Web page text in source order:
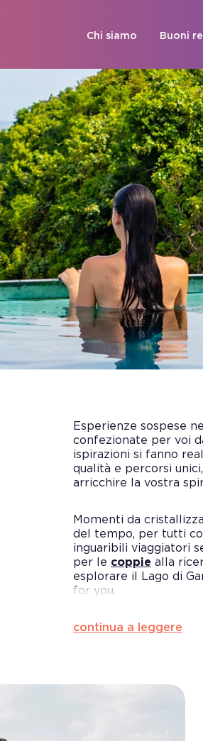
Chi siamo Buoni
Esperienze sospese
confezionate per voi
ispirazioni si fanno
qualità e percorsi
arricchire la vostra
Momenti da
del tempo, per tutti
inguaribili viaggiatori
per le coppie alla
esplorare il Lago di
for you.
continua a leggere